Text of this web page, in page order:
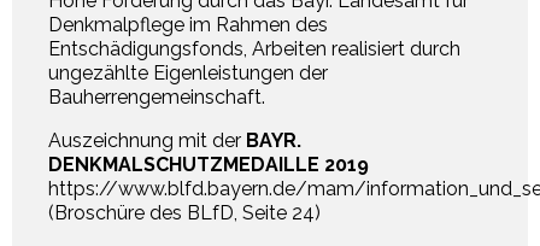
Denkmalpflege im Rahmen des
Entschädigungsfonds, Arbeiten realisiert durch
ungezählte Eigenleistungen der
Bauherrengemeinschaft.
Auszeichnung mit der BAYR.
DENKMALSCHUTZMEDAILLE 2019
https://www.blfd.bayern.de/mam/
(Broschüre des BLfD, Seite 24)